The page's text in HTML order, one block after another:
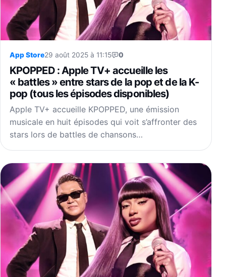
App Store29 août 2025 à 11:15 0
KPOPPED : Apple TV+ accueille les
« battles » entre stars de la pop et de la K-
pop (tous les épisodes disponibles)
Apple TV+ accueille KPOPPED, une émission
musicale en huit épisodes qui voit s’affronter des
stars lors de battles de chansons…